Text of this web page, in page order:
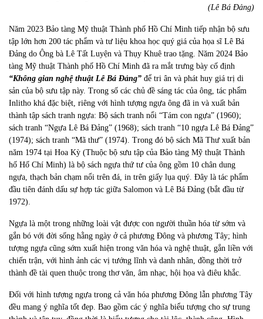
(Lê Bá Đảng)
Năm 2023 Bảo tàng Mỹ thuật Thành phố Hồ Chí Minh tiếp nhận bộ sưu
tập lớn hơn 200 tác phẩm và tư liệu khoa học quý giá của họa sĩ Lê Bá
Đảng do Ông bà Lê Tất Luyện và Thụy Khuê trao tặng. Năm 2024 Bảo
tàng Mỹ thuật Thành phố Hồ Chí Minh đã ra mắt trưng bày cố định
“Không gian nghệ thuật Lê Bá Đảng” để tri ân và phát huy giá trị di
sản của bộ sưu tập này. Trong số các chủ đề sáng tác của ông, tác phẩm
Inlitho khá đặc biệt, riêng với hình tượng ngựa ông đã in và xuất bản
thành tập sách tranh ngựa: Bộ sách tranh nổi “Tám con ngựa” (1960);
sách tranh “Ngựa Lê Bá Đảng” (1968); sách tranh “10 ngựa Lê Bá Đảng”
(1974); sách tranh “Mã thư” (1974). Trong đó bộ sách Mã Thư xuất bản
năm 1974 tại Hoa Kỳ (Thuộc bộ sưu tập của Bảo tàng Mỹ thuật Thành
hố Hố Chí Minh) là bộ sách ngựa thứ tư của ông gồm 10 chân dung
ngựa, thạch bản chạm nổi trên đá, in trên giấy lụa quý. Đây là tác phẩm
đầu tiên đánh dấu sự hợp tác giữa Salomon và Lê Bá Đảng (bắt đầu từ
1972).
Ngựa là một trong những loài vật được con người thuần hóa từ sớm và
gắn bó với đời sống hằng ngày ở cả phương Đông và phương Tây; hình
tượng ngựa cũng sớm xuất hiện trong văn hóa và nghệ thuật, gắn liền với
chiến trận, với hình ảnh các vị tướng lĩnh và danh nhân, đồng thời trở
thành đề tài quen thuộc trong thơ văn, âm nhạc, hội họa và điêu khắc.
Đối với hình tượng ngựa trong cả văn hóa phương Đông lẫn phương Tây
đều mang ý nghĩa tốt đẹp. Bao gồm các ý nghĩa biểu tượng cho sự trung